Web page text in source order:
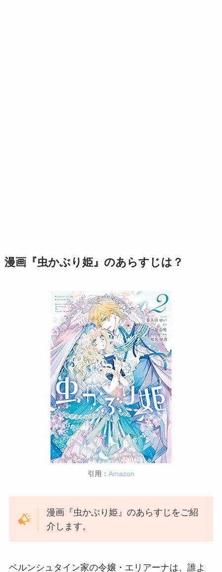
漫画『虫かぶり姫』のあらすじは？
引用： Amazon
漫画『虫かぶり姫』のあらすじをご紹
介します。
ベルンシュタイン家の令嬢・エリアーナは、誰よ